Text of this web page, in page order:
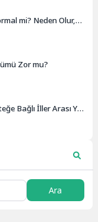
mi? Neden Olur,
Zor mu?
Bağlı İller Arası Yer